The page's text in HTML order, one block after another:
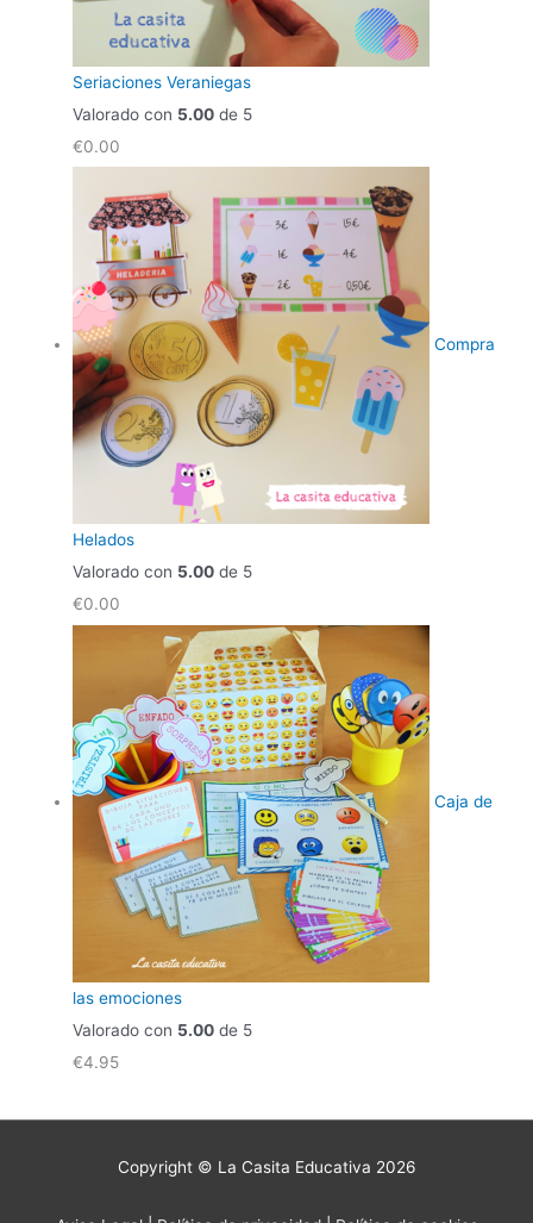
Seriaciones Veraniegas
Valorado con 5.00 de 5
€0.00
Compra
Helados
Valorado con 5.00 de 5
€0.00
Caja de
las emociones
Valorado con 5.00 de 5
€4.95
Copyright © La Casita Educativa 2026